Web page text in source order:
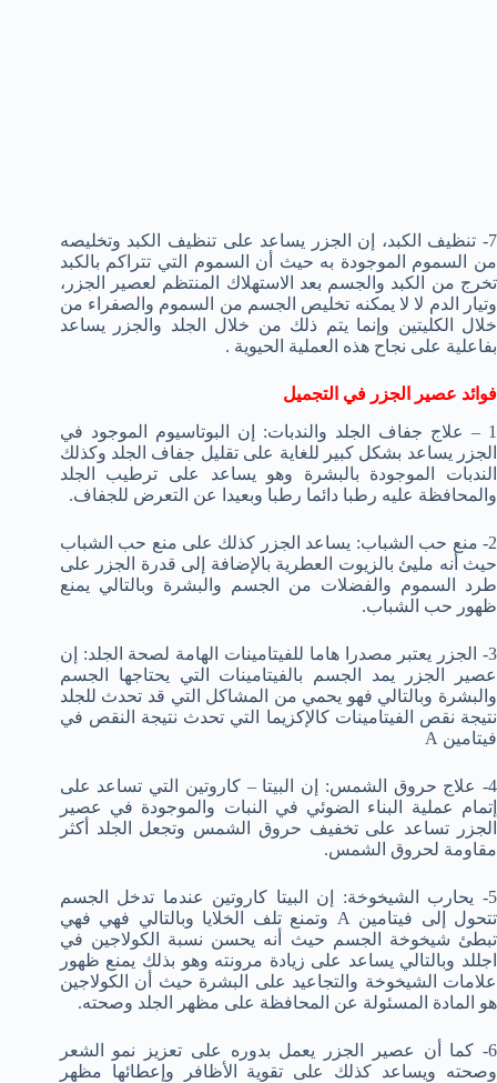
7- تنظيف الكبد، إن الجزر يساعد على تنظيف الكبد وتخليصه
من السموم الموجودة به حيث أن السموم التي تتراكم بالكبد
تخرج من الكبد والجسم بعد الاستهلاك المنتظم لعصير الجزر،
وتيار الدم لا لا يمكنه تخليص الجسم من السموم والصفراء من
خلال الكليتين وإنما يتم ذلك من خلال الجلد والجزر يساعد
بفاعلية على نجاح هذه العملية الحيوية .
فوائد عصير الجزر في التجميل
1 – علاج جفاف الجلد والندبات: إن البوتاسيوم الموجود في
الجزر يساعد بشكل كبير للغاية على تقليل جفاف الجلد وكذلك
الندبات الموجودة بالبشرة وهو يساعد على ترطيب الجلد
والمحافظة عليه رطبا دائما رطبا وبعيدا عن التعرض للجفاف.
2- منع حب الشباب: يساعد الجزر كذلك على منع حب الشباب
حيث أنه مليئ بالزيوت العطرية بالإضافة إلى قدرة الجزر على
طرد السموم والفضلات من الجسم والبشرة وبالتالي يمنع
ظهور حب الشباب.
3- الجزر يعتبر مصدرا هاما للفيتامينات الهامة لصحة الجلد: إن
عصير الجزر يمد الجسم بالفيتامينات التي يحتاجها الجسم
والبشرة وبالتالي فهو يحمي من المشاكل التي قد تحدث للجلد
نتيجة نقص الفيتامينات كالإكزيما التي تحدث نتيجة النقص في
فيتامين A
4- علاج حروق الشمس: إن البيتا – كاروتين التي تساعد على
إتمام عملية البناء الضوئي في النبات والموجودة في عصير
الجزر تساعد على تخفيف حروق الشمس وتجعل الجلد أكثر
مقاومة لحروق الشمس.
5- يحارب الشيخوخة: إن البيتا كاروتين عندما تدخل الجسم
تتحول إلى فيتامين A وتمنع تلف الخلايا وبالتالي فهي فهي
تبطئ شيخوخة الجسم حيث أنه يحسن نسبة الكولاجين في
اجللد وبالتالي يساعد على زيادة مرونته وهو بذلك يمنع ظهور
علامات الشيخوخة والتجاعيد على البشرة حيث أن الكولاجين
هو المادة المسئولة عن المحافظة على مظهر الجلد وصحته.
6- كما أن عصير الجزر يعمل بدوره على تعزيز نمو الشعر
وصحته ويساعد كذلك على تقوية الأظافر وإعطائها مظهر